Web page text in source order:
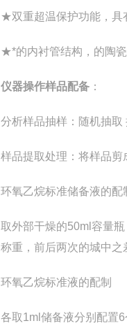
★双重超温保护功能，具
★*的内衬管结构， 的陶
仪器操作样品配备 ：
分析样品抽样 ：随机抽取
样品提取处理 ：将样品
环氧乙烷标准储备液的配
取外部干燥的50ml容量
称重，前后两次的城中
环氧乙烷标准液的配制
各取1ml储备液分别配置